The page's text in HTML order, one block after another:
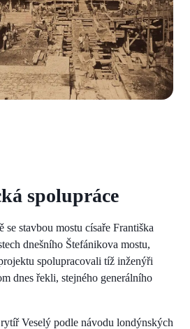
spolupráce
se stavbou mostu císaře Františka
dnešního Štefánikova mostu,
spolupracovali tíž inženýři
dnes řekli, stejného generálního
Veselý podle návodu londýnských